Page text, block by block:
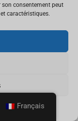
son consentement peut
caractéristiques.
Français